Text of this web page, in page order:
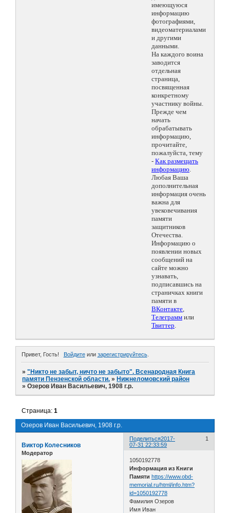
имеющуюся
информацию
фотографиями,
видеоматериалами
и другими
данными.
На каждого воина
заводится
отдельная
страница,
посвященная
конкретному
участнику войны.
Прежде чем
начать
обрабатывать
информацию,
прочитайте,
пожалуйста, тему
- Как размещать
информацию.
Любая Ваша
дополнительная
информация очень
важна для
увековечивания
памяти
защитников
Отечества.
Информацию о
появлении новых
сообщений на
сайте можно
узнавать,
подписавшись на
страничках книги
памяти в
ВКонтакте,
Телеграмм или
Твиттер.
Привет, Гость! Войдитеили зарегистрируйтесь.
»"Никто не забыт, ничто не забыто". Всенародная Книга
памяти Пензенской области. » Нижнеломовский район
»Озеров Иван Васильевич, 1908 г.р.
Озеров Иван Васильевич, 1908 г.р.
Страница:1
Поделиться 1
2017-
07-31 22:33:59
Виктор Колесников
Модератор
1050192778
Информация из Книги
Памяти https://www.obd-
memorial.ru/html/info.htm?
id=1050192778
Фамилия Озеров
Имя Иван